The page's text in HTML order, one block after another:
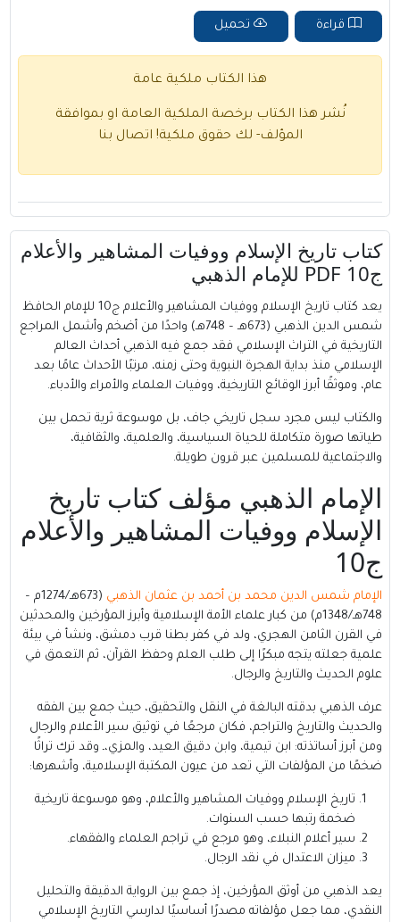
قراءة تحميل
هذا الكتاب ملكية عامة
نُشر هذا الكتاب برخصة الملكية العامة او بموافقة
المؤلف- لك حقوق ملكية! اتصال بنا
كتاب تاريخ الإسلام ووفيات المشاهير والأعلام
ج10 PDF للإمام الذهبي
يعد كتاب تاريخ الإسلام ووفيات المشاهير والأعلام ج10 للإمام الحافظ
شمس الدين الذهبي (673هـ – 748هـ) واحدًا من أضخم وأشمل المراجع
التاريخية في التراث الإسلامي فقد جمع فيه الذهبي أحداث العالم
الإسلامي منذ بداية الهجرة النبوية وحتى زمنه، مرتبًا الأحداث عامًا بعد
عام، وموثقًا أبرز الوقائع التاريخية، ووفيات العلماء والأمراء والأدباء.
والكتاب ليس مجرد سجل تاريخي جاف، بل موسوعة ثرية تحمل بين
طياتها صورة متكاملة للحياة السياسية، والعلمية، والثقافية،
والاجتماعية للمسلمين عبر قرون طويلة.
الإمام الذهبي مؤلف كتاب تاريخ
الإسلام ووفيات المشاهير والأعلام
ج10
الإمام شمس الدين محمد بن أحمد بن عثمان الذهبي
(673هـ/1274م –
748هـ/1348م) من كبار علماء الأمة الإسلامية وأبرز المؤرخين والمحدثين
في القرن الثامن الهجري، ولد في كفر بطنا قرب دمشق، ونشأ في بيئة
علمية جعلته يتجه مبكرًا إلى طلب العلم وحفظ القرآن، ثم التعمق في
علوم الحديث والتاريخ والرجال.
عرف الذهبي بدقته البالغة في النقل والتحقيق، حيث جمع بين الفقه
والحديث والتاريخ والتراجم، فكان مرجعًا في توثيق سير الأعلام والرجال
ومن أبرز أساتذته: ابن تيمية، وابن دقيق العيد، والمزي،ـ وقد ترك تراثًا
ضخمًا من المؤلفات التي تعد من عيون المكتبة الإسلامية، وأشهرها:
تاريخ الإسلام ووفيات المشاهير والأعلام، وهو موسوعة تاريخية
ضخمة رتبها حسب السنوات.
سير أعلام النبلاء، وهو مرجع في تراجم العلماء والفقهاء.
ميزان الاعتدال في نقد الرجال.
يعد الذهبي من أوثق المؤرخين، إذ جمع بين الرواية الدقيقة والتحليل
النقدي، مما جعل مؤلفاته مصدرًا أساسيًا لدارسي التاريخ الإسلامي